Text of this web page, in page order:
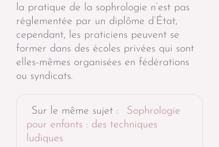
la pratique de la sophrologie n’est pas
réglementée par un diplôme d’État,
cependant, les praticiens peuvent se
former dans des écoles privées qui sont
elles-mêmes organisées en fédérations
ou syndicats.
Sur le même sujet :
Sophrologie
pour enfants : des techniques
ludiques